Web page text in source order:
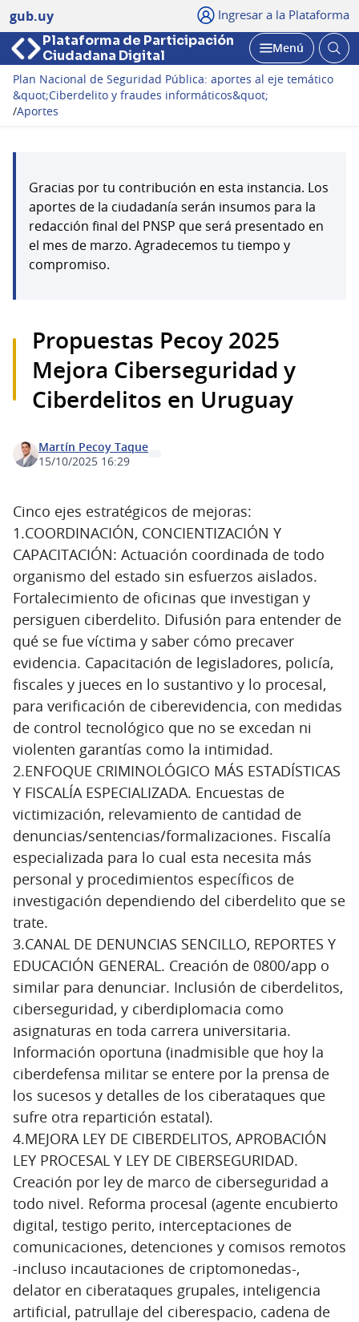
gub.uy Ingresar a la Plataforma
Plataforma de Participación
Ciudadana Digital
Abrir
Menú
Plan Nacional de Seguridad Pública: aportes al eje temático
&quot;Ciberdelito y fraudes informáticos&quot;
/Aportes
Gracias por tu contribución en esta instancia. Los
aportes de la ciudadanía serán insumos para la
redacción final del PNSP que será presentado en
el mes de marzo. Agradecemos tu tiempo y
compromiso.
Propuestas Pecoy 2025
Mejora Ciberseguridad y
Ciberdelitos en Uruguay
Martín Pecoy Taque
15/10/2025 16:29
Cinco ejes estratégicos de mejoras:
1.COORDINACIÓN, CONCIENTIZACIÓN Y
CAPACITACIÓN: Actuación coordinada de todo
organismo del estado sin esfuerzos aislados.
Fortalecimiento de oficinas que investigan y
persiguen ciberdelito. Difusión para entender de
qué se fue víctima y saber cómo precaver
evidencia. Capacitación de legisladores, policía,
fiscales y jueces en lo sustantivo y lo procesal,
para verificación de ciberevidencia, con medidas
de control tecnológico que no se excedan ni
violenten garantías como la intimidad.
2.ENFOQUE CRIMINOLÓGICO MÁS ESTADÍSTICAS
Y FISCALÍA ESPECIALIZADA. Encuestas de
victimización, relevamiento de cantidad de
denuncias/sentencias/formalizaciones. Fiscalía
especializada para lo cual esta necesita más
personal y procedimientos específicos de
investigación dependiendo del ciberdelito que se
trate.
3.CANAL DE DENUNCIAS SENCILLO, REPORTES Y
EDUCACIÓN GENERAL. Creación de 0800/app o
similar para denunciar. Inclusión de ciberdelitos,
ciberseguridad, y ciberdiplomacia como
asignaturas en toda carrera universitaria.
Información oportuna (inadmisible que hoy la
ciberdefensa militar se entere por la prensa de
los sucesos y detalles de los ciberataques que
sufre otra repartición estatal).
4.MEJORA LEY DE CIBERDELITOS, APROBACIÓN
LEY PROCESAL Y LEY DE CIBERSEGURIDAD.
Creación por ley de marco de ciberseguridad a
todo nivel. Reforma procesal (agente encubierto
digital, testigo perito, interceptaciones de
comunicaciones, detenciones y comisos remotos
-incluso incautaciones de criptomonedas-,
delator en ciberataques grupales, inteligencia
artificial, patrullaje del ciberespacio, cadena de